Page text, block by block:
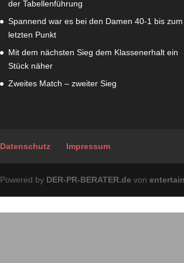
der Tabellenführung
Spannend war es bei den Damen 40-1 bis zum
letzten Punkt
Mit dem nächsten Sieg dem Klassenerhalt ein
Stück näher
Zweites Match – zweiter Sieg
Datenschutz Impressum
Powered by DER-PR-BERATER.de von